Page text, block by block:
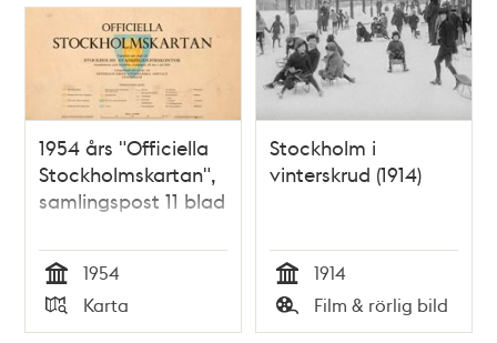
1954 års "Officiella
Stockholmskartan",
samlingspost 11 blad
Tid
1954
Typ
Karta
Stockholm i
vinterskrud (1914)
Tid
1914
Typ
Film & rörlig bild